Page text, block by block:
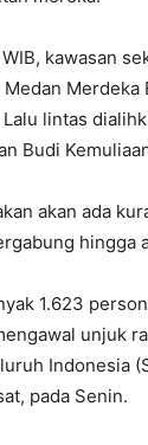
kawasan
Merdeka
lintas
Budi
akan ada
hingga
1.623
unjuk
Indonesia
pada Senin.